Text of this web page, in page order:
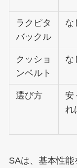
ラクピタ
バックル
な
クッショ
ンベルト
な
選び方
安
れ
SAは、基本性能